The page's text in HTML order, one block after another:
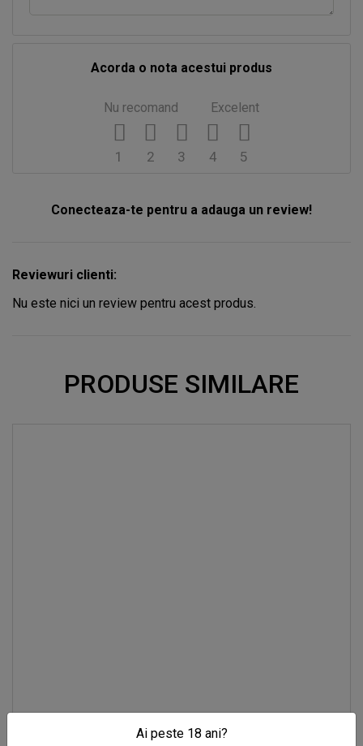
Acorda o nota acestui produs
Nu recomand Excelent
5
4
3
2
1
Conecteaza-te pentru a adauga un review!
Reviewuri clienti:
Nu este nici un review pentru acest produs.
PRODUSE SIMILARE
Ai peste 18 ani?